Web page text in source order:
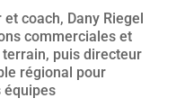
coach, Dany Riegel
commerciales et
puis directeur
régional pour
équipes